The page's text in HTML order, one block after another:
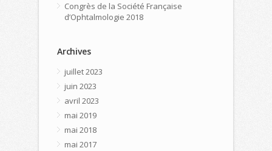
Congrès de la Société Française
d’Ophtalmologie 2018
Archives
juillet 2023
juin 2023
avril 2023
mai 2019
mai 2018
mai 2017